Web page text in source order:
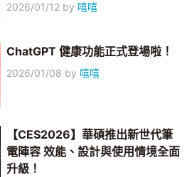
2026/01/12 by 嘻嘻
ChatGPT 健康功能正式登場啦！
2026/01/08 by 嘻嘻
【CES2026】華碩推出新世代筆
電陣容 效能、設計與使用情境全面
升級！